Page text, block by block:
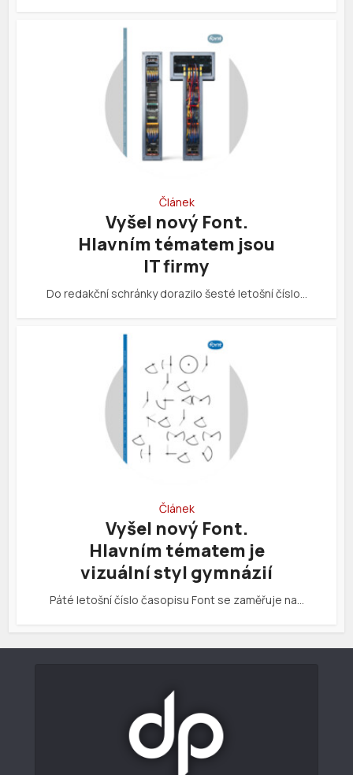
Článek
Vyšel nový Font.
Hlavním tématem jsou
IT firmy
Do redakční schránky dorazilo šesté letošní číslo…
Článek
Vyšel nový Font.
Hlavním tématem je
vizuální styl gymnázií
Páté letošní číslo časopisu Font se zaměřuje na…